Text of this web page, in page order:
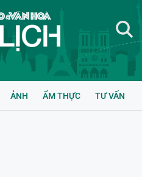
ẢNH ẨM THỰC TƯ VẤN